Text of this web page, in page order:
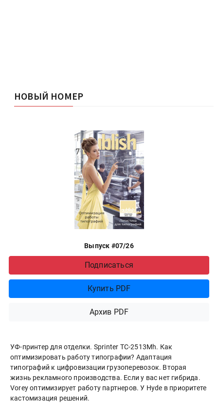
НОВЫЙ НОМЕР
Выпуск #07/26
Подписаться
Купить PDF
Архив PDF
УФ-принтер для отделки. Sprinter ТС-2513Mh. Как
оптимизировать работу типографии? Адаптация
типографий к цифровизации грузоперевозок. Вторая
жизнь рекламного производства. Если у вас нет гибрида.
Vorey оптимизирует работу партнеров. У Hyde в приоритете
кастомизация решений.